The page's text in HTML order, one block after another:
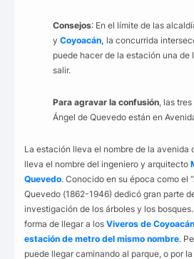
Consejos: En el límite de las
y Coyoacán, la concurrida
puede hacer de la estación una de
salir.
Para agravar la confusión, las
Ángel de Quevedo están en
La estación lleva el nombre de la avenida
lleva el nombre del ingeniero y arquitecto
Quevedo. Conocido en su época como el
Quevedo (1862-1946) dedicó gran parte
investigación de los árboles y los
forma de llegar a los Viveros de Coyoacán
estación de metro del mismo nombre.
puede llegar caminando al parque, o por